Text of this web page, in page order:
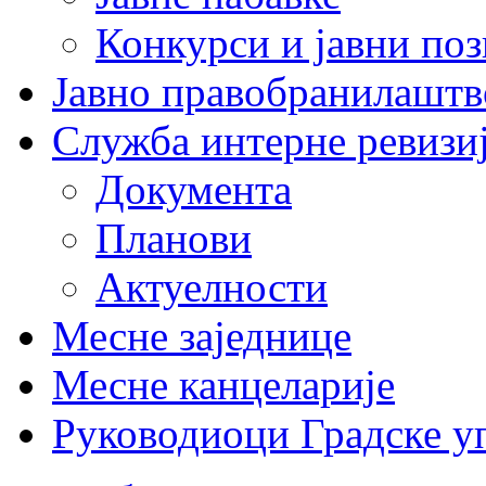
Конкурси и јавни
Јавно
Служба интерне
Документа
Планови
Актуелности
Месне заједнице
Месне канцеларије
Руководиоци Градске